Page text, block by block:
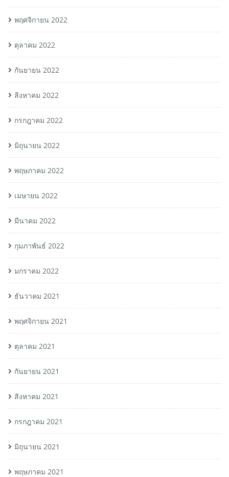
พฤศจิกายน 2022
ตุลาคม 2022
กันยายน 2022
สิงหาคม 2022
กรกฎาคม 2022
มิถุนายน 2022
พฤษภาคม 2022
เมษายน 2022
มีนาคม 2022
กุมภาพันธ์ 2022
มกราคม 2022
ธันวาคม 2021
พฤศจิกายน 2021
ตุลาคม 2021
กันยายน 2021
สิงหาคม 2021
กรกฎาคม 2021
มิถุนายน 2021
พฤษภาคม 2021